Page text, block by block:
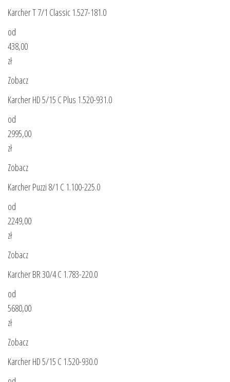
Karcher T 7/1 Classic 1.527-181.0
od
438,00
zł
Zobacz
Karcher HD 5/15 C Plus 1.520-931.0
od
2995,00
zł
Zobacz
Karcher Puzzi 8/1 C 1.100-225.0
od
2249,00
zł
Zobacz
Karcher BR 30/4 C 1.783-220.0
od
5680,00
zł
Zobacz
Karcher HD 5/15 C 1.520-930.0